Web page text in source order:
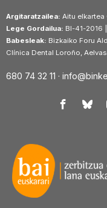
Argitaratzailea: Aitu elkartea
Lege Gordailua: BI-41-2016
Babesleak: Bizkaiko Foru
Clínica Dental Loroño,
680 74 32 11 ·